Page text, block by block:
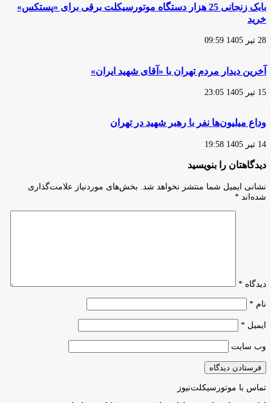
بابک زنجانی 25 هزار دستگاه موتورسیکلت برقی برای «پستکس»
خرید
28 تیر 1405 09:59
آخرین دیدار مردم تهران با «آقای شهید ایران»
15 تیر 1405 23:05
وداع میلیون‌ها نفر با رهبر شهید در تهران
14 تیر 1405 19:58
دیدگاهتان را بنویسید
نشانی ایمیل شما منتشر نخواهد شد.
بخش‌های موردنیاز علامت‌گذاری
شده‌اند *
دیدگاه *
نام *
ایمیل *
وب‌ سایت
تماس با موتورسیکلت‌نیوز